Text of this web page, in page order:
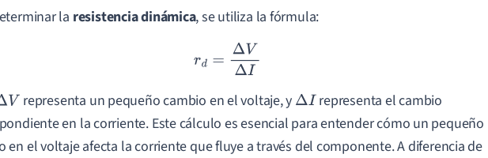
la resistencia dinámica, se utiliza la fórmula:
r d=ΔVΔI
V representa un pequeño cambio en el voltaje, y ΔI representa el cambio
en la corriente. Este cálculo es esencial para entender cómo un pequeño
en el voltaje afecta la corriente que fluye a través del componente. A diferencia de